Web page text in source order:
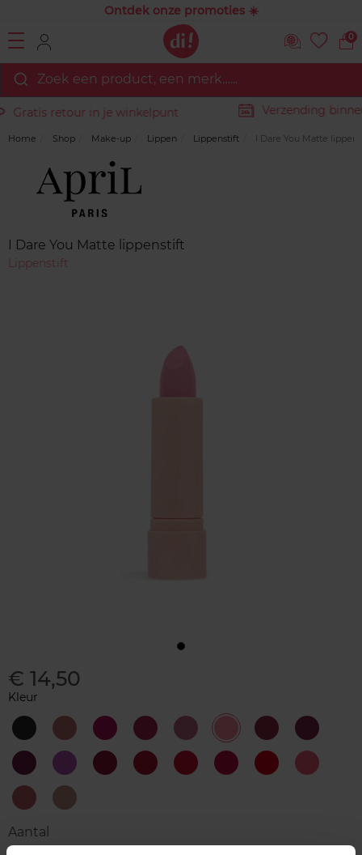
Ontdek onze promoties ☀️
0
Zoek een product, een merk…...
Gratis retour in je winkelpunt Verzending binnen
Home Shop Make-up Lippen Lippenstift I Dare You Matte
I Dare You Matte lippenstift
Lippenstift
€ 14,50
Kleur
Unexpected
Black
10
Gorgeous
Rosewood
Terrific
Raspberry
12
Tempting
Rose
13
Delighted
Pink
14
Impressive
Candy
15
Worthy
Magenta
16
Delicious
Berry
17
Mystical
Plum
18
Conquering
Purple
Great Fierce RemarkableSensationalShiningSuperb
Yummy
Peach
Wise
Aantal